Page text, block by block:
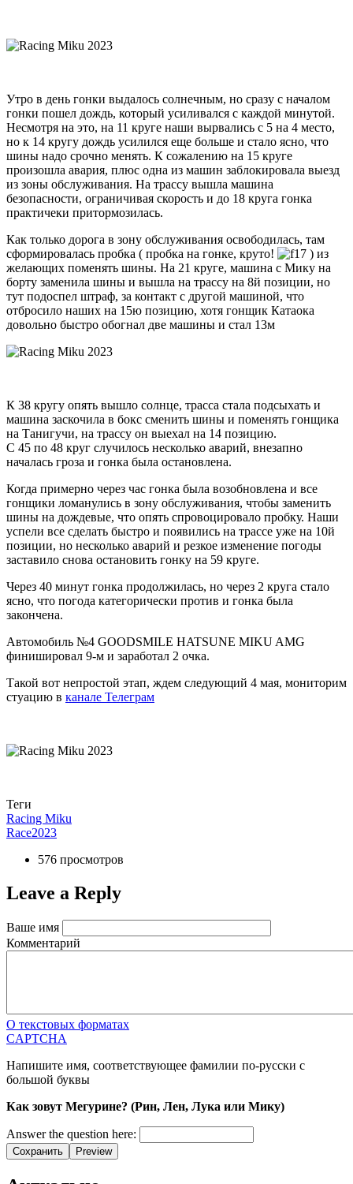
Утро в день гонки выдалось солнечным, но сразу с началом
гонки пошел дождь, который усиливался с каждой минутой.
Несмотря на это, на 11 круге наши вырвались с 5 на 4 место,
но к 14 кругу дождь усилился еще больше и стало ясно, что
шины надо срочно менять. К сожалению на 15 круге
произошла авария, плюс одна из машин заблокировала выезд
из зоны обслуживания. На трассу вышла машина
безопасности, ограничивая скорость и до 18 круга гонка
практичеки притормозилась.
Как только дорога в зону обслуживания освободилась, там
сформировалась пробка ( пробка на гонке, круто!
) из
желающих поменять шины. На 21 круге, машина с Мику на
борту заменила шины и вышла на трассу на 8й позиции, но
тут подоспел штраф, за контакт с другой машиной, что
отбросило наших на 15ю позицию, хотя гонщик Катаока
довольно быстро обогнал две машины и стал 13м
К 38 кругу опять вышло солнце, трасса стала подсыхать и
машина заскочила в бокс сменить шины и поменять гонщика
на Танигучи, на трассу он выехал на 14 позицию.
С 45 по 48 круг случилось несколько аварий, внезапно
началась гроза и гонка была остановлена.
Когда примерно через час гонка была возобновлена и все
гонщики ломанулись в зону обслуживания, чтобы заменить
шины на дождевые, что опять спровоцировало пробку. Наши
успели все сделать быстро и появились на трассе уже на 10й
позиции, но несколько аварий и резкое изменение погоды
заставило снова остановить гонку на 59 круге.
Через 40 минут гонка продолжилась, но через 2 круга стало
ясно, что погода категорически против и гонка была
закончена.
Автомобиль №4 GOODSMILE HATSUNE MIKU AMG
финишировал 9-м и заработал 2 очка.
Такой вот непростой этап, ждем следующий 4 мая, мониторим
стуацию в канале Телеграм
Теги
Racing Miku
Race2023
576 просмотров
Leave a Reply
Ваше имя
Комментарий
О текстовых форматах
CAPTCHA
Напишите имя, соответствующее фамилии по-русски с
большой буквы
Как зовут Мегурине? (Рин, Лен, Лука или Мику)
Answer the question here:
Сохранить Preview